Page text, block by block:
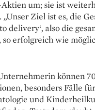
um; sie ist
Ziel ist es, die
delivery‘, also die
so erfolgreich wie
können
­besonders ­Fälle
und